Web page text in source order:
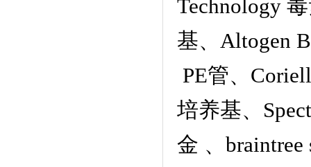
Technology
基、 Altogen
PE管、
培养基、
金 、